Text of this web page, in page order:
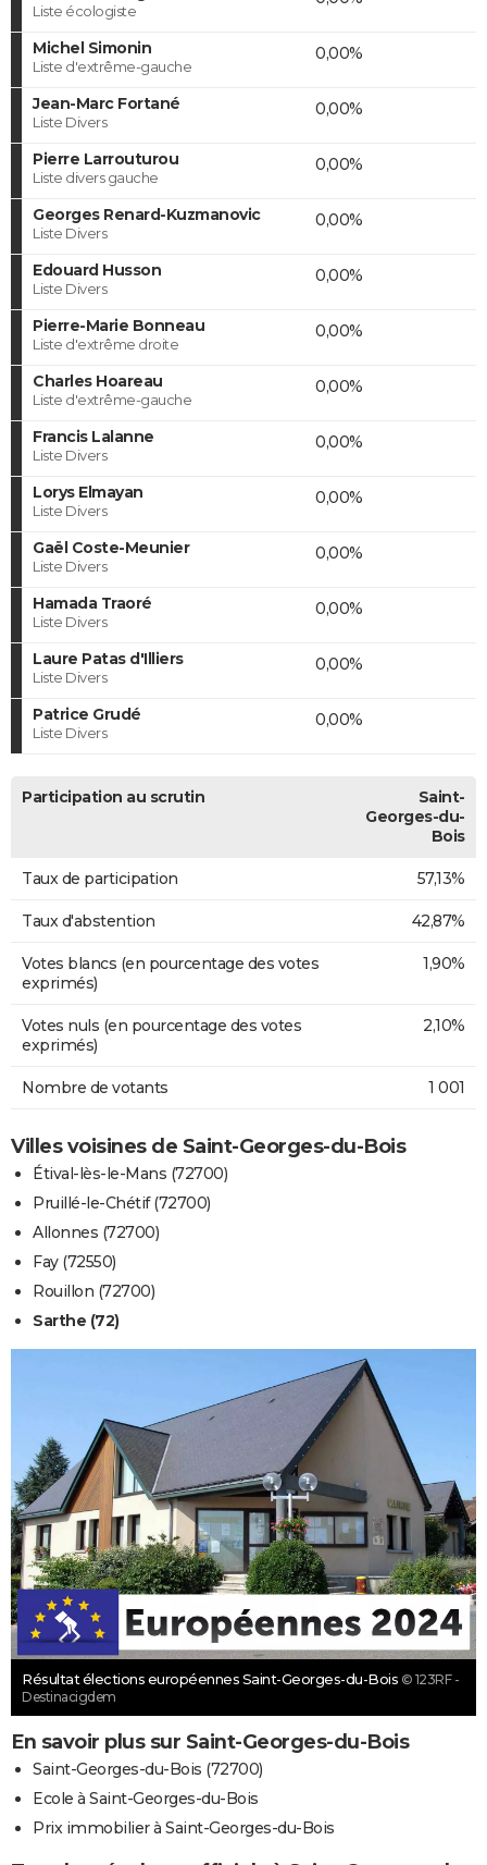
Liste écologiste
Michel Simonin
Liste d'extrême-gauche
0,00%
Jean-Marc Fortané
Liste Divers
0,00%
Pierre Larrouturou
Liste divers gauche
0,00%
Georges Renard-Kuzmanovic
Liste Divers
0,00%
Edouard Husson
Liste Divers
0,00%
Pierre-Marie Bonneau
Liste d'extrême droite
0,00%
Charles Hoareau
Liste d'extrême-gauche
0,00%
Francis Lalanne
Liste Divers
0,00%
Lorys Elmayan
Liste Divers
0,00%
Gaël Coste-Meunier
Liste Divers
0,00%
Hamada Traoré
Liste Divers
0,00%
Laure Patas d'Illiers
Liste Divers
0,00%
Patrice Grudé
Liste Divers
0,00%
Participation au scrutin
Saint-
Georges-du-
Bois
Taux de participation 57,13%
Taux d'abstention 42,87%
Votes blancs (en pourcentage des votes
exprimés)
1,90%
Votes nuls (en pourcentage des votes
exprimés)
2,10%
Nombre de votants 1 001
Villes voisines de Saint-Georges-du-Bois
Étival-lès-le-Mans (72700)
Pruillé-le-Chétif (72700)
Allonnes (72700)
Fay (72550)
Rouillon (72700)
Sarthe (72)
Résultat élections européennes Saint-Georges-du-Bois © 123RF -
Destinacigdem
En savoir plus sur Saint-Georges-du-Bois
Saint-Georges-du-Bois (72700)
Ecole à Saint-Georges-du-Bois
Prix immobilier à Saint-Georges-du-Bois